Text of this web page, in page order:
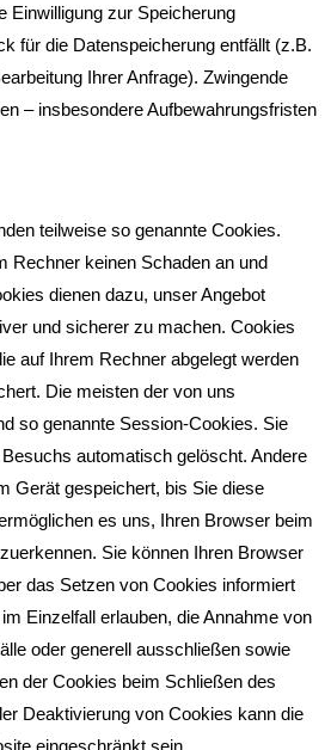
Einwilligung zur Speicherung
für die Datenspeicherung entfällt (z.B.
Ihrer Anfrage). Zwingende
– insbesondere Aufbewahrungsfristen
teilweise so genannte Cookies.
Rechner keinen Schaden an und
dienen dazu, unser Angebot
und sicherer zu machen. Cookies
auf Ihrem Rechner abgelegt werden
Die meisten der von uns
so genannte Session-Cookies. Sie
automatisch gelöscht. Andere
Gerät gespeichert, bis Sie diese
es uns, Ihren Browser beim
Sie können Ihren Browser
das Setzen von Cookies informiert
Einzelfall erlauben, die Annahme von
oder generell ausschließen sowie
der Cookies beim Schließen des
Deaktivierung von Cookies kann die
eingeschränkt sein.